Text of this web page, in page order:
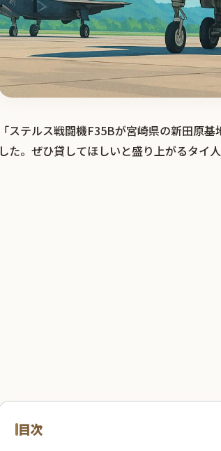
「ステルス戦闘機F35Bが宮崎県の新田原
した。ぜひ貸してほしいと盛り上がるタイ
目次